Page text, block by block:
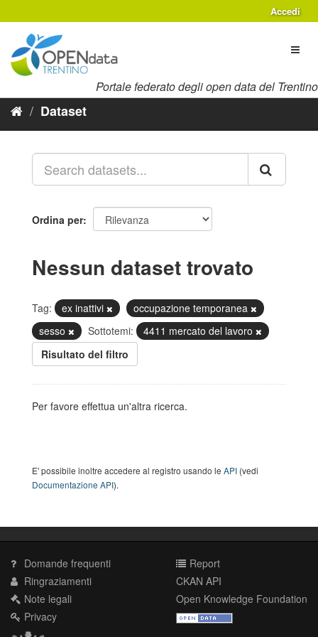
al
contenuto
Accedi
Portale federato degli open data del Trentino
Dataset
Ordina per
Nessun dataset trovato
Tag: ex inattivi
occupazione temporanea
sesso
Sottotemi:
4411 mercato del lavoro
Risultato del filtro
Per favore effettua un'altra ricerca.
E' possibile inoltre accedere al registro usando le API (vedi
Documentazione API).
Domande frequenti
Ringraziamenti
Note legali
Privacy
Report
CKAN API
Open Knowledge Foundation